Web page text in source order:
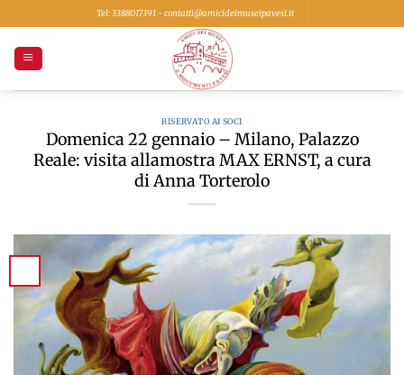
ai
contenuti
Tel: 3388017391 - contatti@amicideimuseipavesi.it
RISERVATO AI SOCI
Domenica 22 gennaio – Milano, Palazzo
Reale: visita allamostra MAX ERNST, a cura
di Anna Torterolo